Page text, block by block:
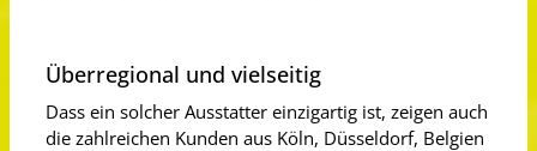
Überregional und vielseitig
Dass ein solcher Ausstatter einzigartig ist, zeigen auch
die zahlreichen Kunden aus Köln, Düsseldorf, Belgien